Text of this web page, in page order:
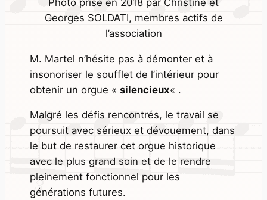
Georges SOLDATI, membres actifs de
l’association
M. Martel n’hésite pas à démonter et à
insonoriser le soufflet de l’intérieur pour
obtenir un orgue «silencieux« .
Malgré les défis rencontrés, le travail se
poursuit avec sérieux et dévouement, dans
le but de restaurer cet orgue historique
avec le plus grand soin et de le rendre
pleinement fonctionnel pour les
générations futures.